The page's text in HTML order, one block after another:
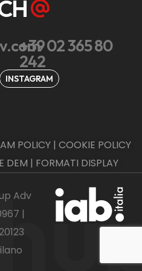
+39 02 365 80
242
INSTAGRAM
POLICY| COOKIE POLICY
DEM | FORMATI DISPLAY
Adv
|